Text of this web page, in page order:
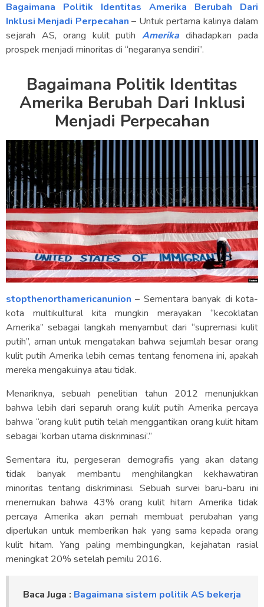
Bagaimana Politik Identitas Amerika Berubah Dari
Inklusi Menjadi Perpecahan – Untuk pertama kalinya dalam
sejarah AS, orang kulit putihAmerika dihadapkan pada
prospek menjadi minoritas di “negaranya sendiri”.
Bagaimana Politik Identitas
Amerika Berubah Dari Inklusi
Menjadi Perpecahan
stopthenorthamericanunion – Sementara banyak di kota-
kota multikultural kita mungkin merayakan “kecoklatan
Amerika” sebagai langkah menyambut dari “supremasi kulit
putih”, aman untuk mengatakan bahwa sejumlah besar orang
kulit putih Amerika lebih cemas tentang fenomena ini, apakah
mereka mengakuinya atau tidak.
Menariknya, sebuah penelitian tahun 2012 menunjukkan
bahwa lebih dari separuh orang kulit putih Amerika percaya
bahwa “orang kulit putih telah menggantikan orang kulit hitam
sebagai ‘korban utama diskriminasi’.”
Sementara itu, pergeseran demografis yang akan datang
tidak banyak membantu menghilangkan kekhawatiran
minoritas tentang diskriminasi. Sebuah survei baru-baru ini
menemukan bahwa 43% orang kulit hitam Amerika tidak
percaya Amerika akan pernah membuat perubahan yang
diperlukan untuk memberikan hak yang sama kepada orang
kulit hitam. Yang paling membingungkan, kejahatan rasial
meningkat 20% setelah pemilu 2016.
Baca Juga : Bagaimana sistem politik AS bekerja